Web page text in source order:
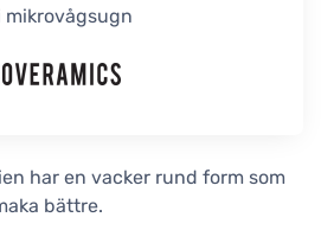
Egg River Blue
80 ml
€
mikrovågsugn
har en vacker rund form som
bättre.